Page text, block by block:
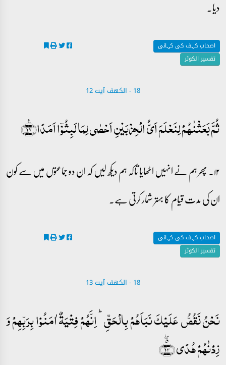
دیا۔
اصحاب کہف کی کہانی
تفسیر الکوثر
18 - ‎الكهف آیت 12
ثُمَّ بَعَثۡنٰہُمۡ لِنَعۡلَمَ اَیُّ الۡحِزۡبَیۡنِ اَحۡصٰی لِمَا لَبِثُوۡۤا اَمَدًا﴿٪۱۲﴾
۱۲۔ پھر ہم نے انہیں اٹھایا تاکہ ہم دیکھ لیں کہ ان دو جماعتوں میں سے کون
ان کی مدت قیام کا بہتر شمار کرتی ہے۔
اصحاب کہف کی کہانی
تفسیر الکوثر
18 - ‎الكهف آیت 13
نَحۡنُ نَقُصُّ عَلَیۡکَ نَبَاَہُمۡ بِالۡحَقِّ ؕ اِنَّہُمۡ فِتۡیَۃٌ اٰمَنُوۡا بِرَبِّہِمۡ وَ
زِدۡنٰہُمۡ ہُدًی ﴿٭ۖ۱۳﴾